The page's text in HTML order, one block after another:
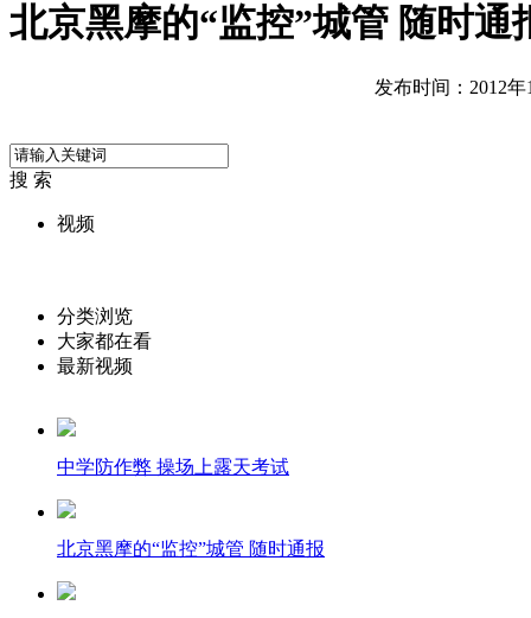
北京黑摩的“监控”城管 随时通
发布时间：2012年
搜 索
视频
分类浏览
大家都在看
最新视频
中学防作弊 操场上露天考试
北京黑摩的“监控”城管 随时通报